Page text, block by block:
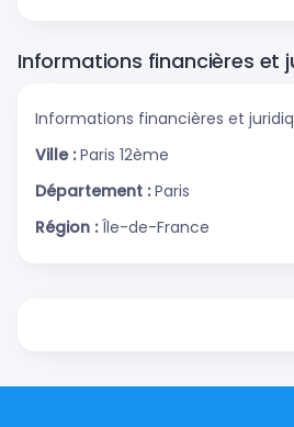
Informations financières et
Informations financières et
Ville : Paris 12ème
Département : Paris
Région : Île-de-France